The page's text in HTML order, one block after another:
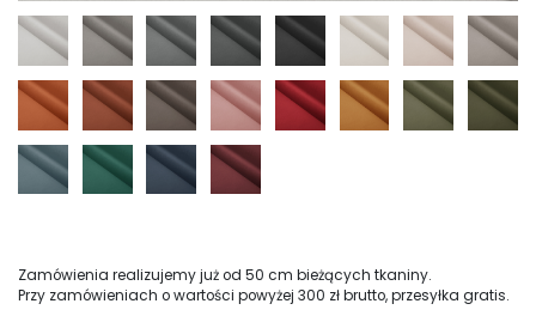
Zamówienia realizujemy już od 50 cm bieżących tkaniny.
Przy zamówieniach o wartości powyżej 300 zł brutto, przesyłka gratis.